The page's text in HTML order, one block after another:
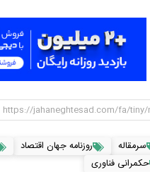
سرمقاله روزنامه جهان اقتصاد
حکمرانی فناوری